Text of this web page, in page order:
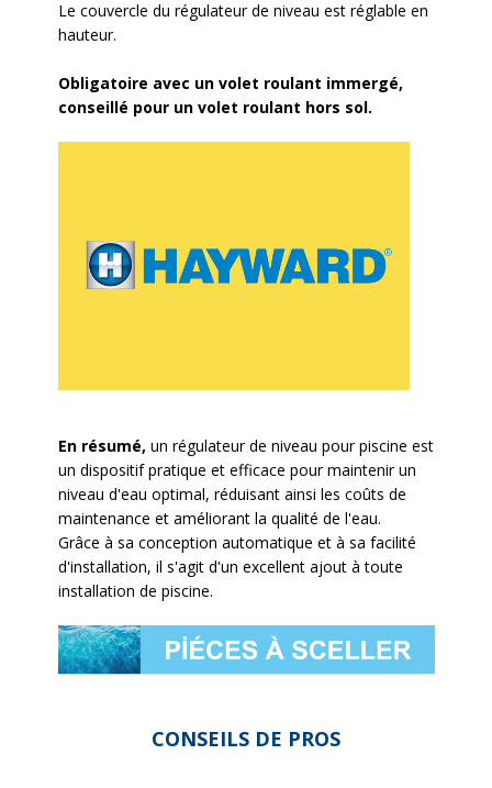
Le couvercle du régulateur de niveau est réglable en
hauteur.
Obligatoire avec un volet roulant immergé,
conseillé pour un volet roulant hors sol.
En résumé, un régulateur de niveau pour piscine est
un dispositif pratique et efficace pour maintenir un
niveau d'eau optimal, réduisant ainsi les coûts de
maintenance et améliorant la qualité de l'eau.
Grâce à sa conception automatique et à sa facilité
d'installation, il s'agit d'un excellent ajout à toute
installation de piscine.
CONSEILS DE PROS